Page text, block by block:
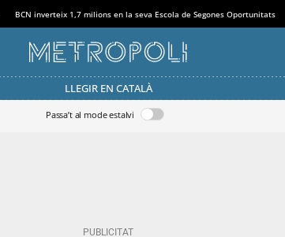
BCN inverteix 1,7 milions en la seva Escola de Segones Oportunitats
LLEGIR EN CATALÀ
Passa’t al mode estalvi